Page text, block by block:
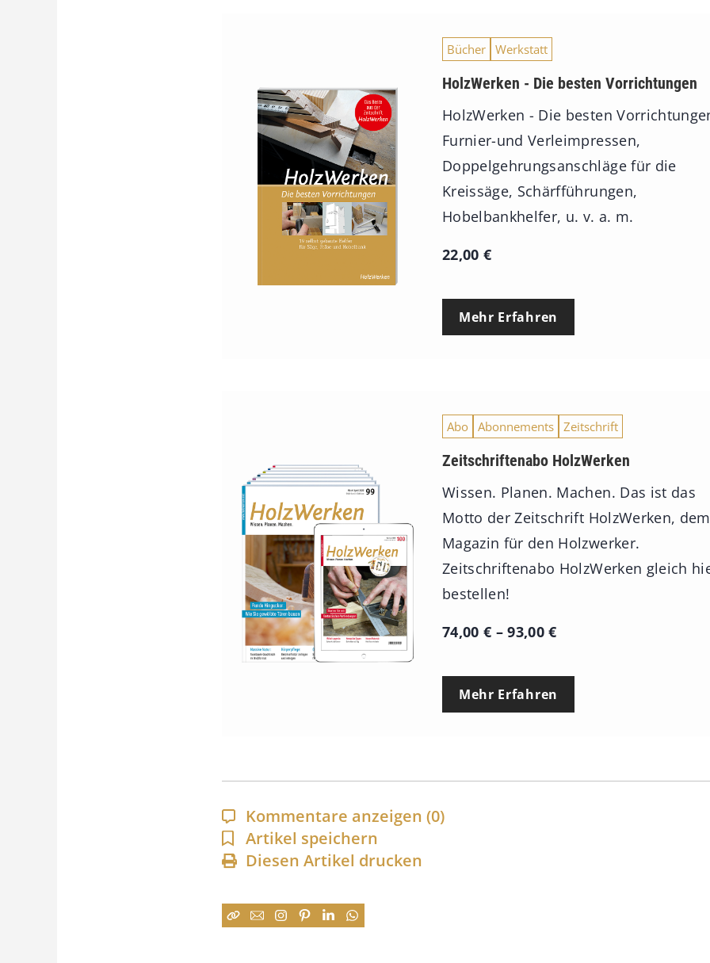
Bücher Werkstatt
HolzWerken - Die besten Vorrichtungen
HolzWerken - Die besten
Furnier-und Verleimpressen,
Doppelgehrungsanschläge für die
Kreissäge, Schärfführungen,
Hobelbankhelfer, u. v. a. m.
22,00 €
Mehr Erfahren
Abo Abonnements Zeitschrift
Zeitschriftenabo HolzWerken
Wissen. Planen. Machen. Das ist das
Motto der Zeitschrift HolzWerken, dem
Magazin für den Holzwerker.
Zeitschriftenabo HolzWerken gleich
bestellen!
74,00 € –93,00€P
e
p
Mehr Erfahren
Kommentare anzeigen (0)
Artikel speichern
Diesen Artikel drucken